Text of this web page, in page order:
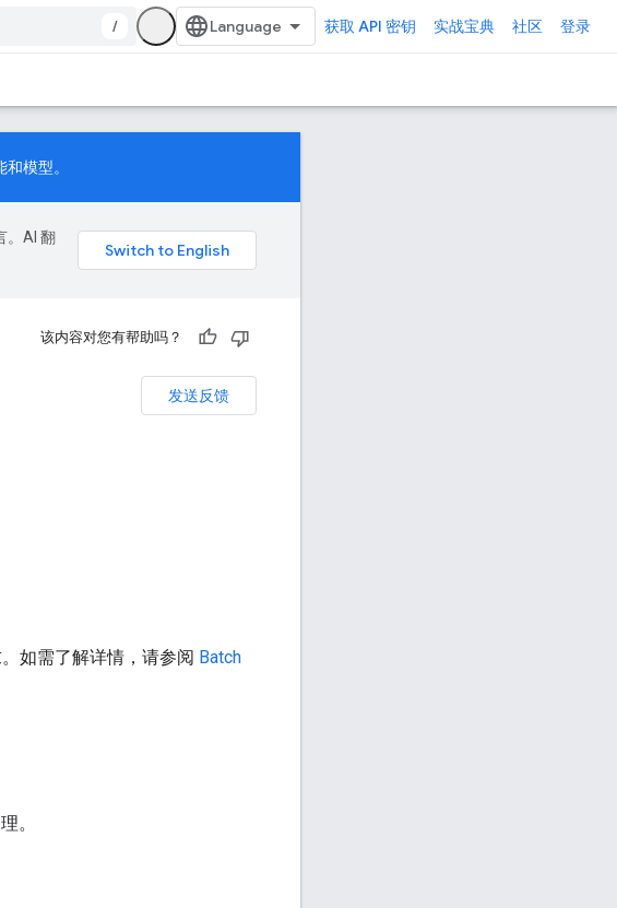
/ 获取 API 密钥 实战宝典 社区 登录
模型。
。AI 翻
该内容对您有帮助吗？
发送反馈
如需了解详情，请参阅 Batch
。